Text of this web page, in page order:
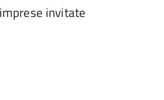
invitate